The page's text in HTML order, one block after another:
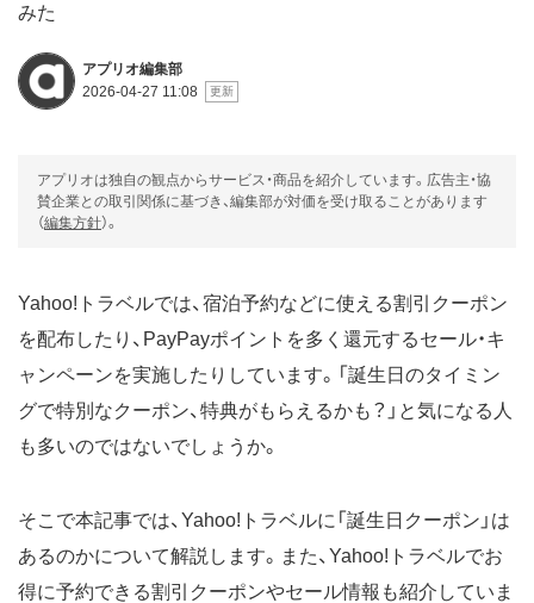
みた
アプリオ編集部
2026-04-27 11:08
アプリオは独自の観点からサービス・商品を紹介しています。広告主・協
賛企業との取引関係に基づき、編集部が対価を受け取ることがあります
（編集方針）。
Yahoo!トラベルでは、宿泊予約などに使える割引クーポン
を配布したり、PayPayポイントを多く還元するセール・キ
ャンペーンを実施したりしています。「誕生日のタイミン
グで特別なクーポン、特典がもらえるかも？」と気になる人
も多いのではないでしょうか。
そこで本記事では、Yahoo!トラベルに「誕生日クーポン」は
あるのかについて解説します。また、Yahoo!トラベルでお
得に予約できる割引クーポンやセール情報も紹介していま